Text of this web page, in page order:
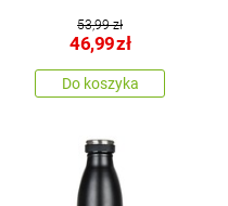
53,99 zł
46,99zł
Do koszyka